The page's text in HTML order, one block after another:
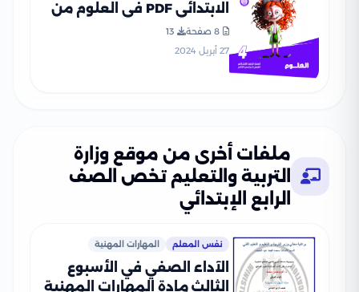
الابتدائي PDF في العلوم من
قطر الندى 2024
8 صفحة
13
27 أبريل 2024
ملفات أخرى من موقع وزارة
التربية والتعليم تخص الصف
الرابع الإبتدائي
نفس المعلم المهارات المهنية
الآداء الصفي في الأسبوع
الثالث مادة المهارات المهنية